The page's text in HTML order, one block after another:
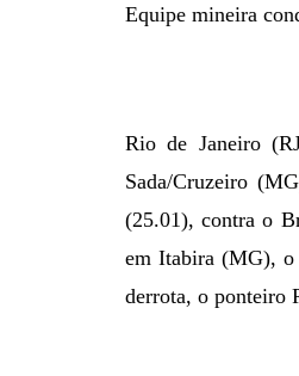
Equipe mineira
Rio de Janeiro
Sada/Cruzeiro
(25.01), contra o
em Itabira (MG), o
derrota, o ponteiro